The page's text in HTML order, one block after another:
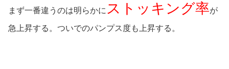
まず一番違うのは明らかに ストッキング率が
急上昇する。ついでのパンプス度も上昇する。